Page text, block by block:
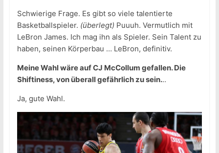
Schwierige Frage. Es gibt so viele talentierte
Basketballspieler. (überlegt) Puuuh. Vermutlich mit
LeBron James. Ich mag ihn als Spieler. Sein Talent zu
haben, seinen Körperbau … LeBron, definitiv.
Meine Wahl wäre auf CJ McCollum gefallen. Die
Shiftiness, von überall gefährlich zu sein...
Ja, gute Wahl.